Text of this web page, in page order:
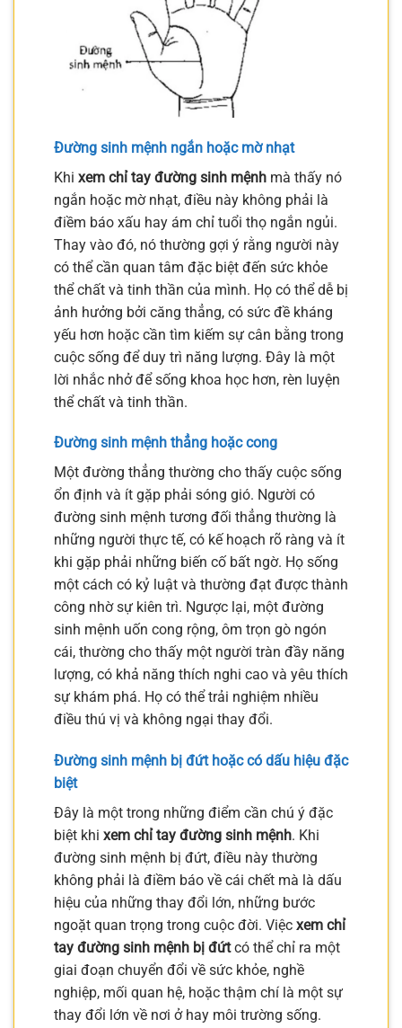
Đường sinh mệnh ngắn hoặc mờ nhạt
Khi xem chỉ tay đường sinh mệnh mà thấy nó
ngắn hoặc mờ nhạt, điều này không phải là
điềm báo xấu hay ám chỉ tuổi thọ ngắn ngủi.
Thay vào đó, nó thường gợi ý rằng người này
có thể cần quan tâm đặc biệt đến sức khỏe
thể chất và tinh thần của mình. Họ có thể dễ bị
ảnh hưởng bởi căng thẳng, có sức đề kháng
yếu hơn hoặc cần tìm kiếm sự cân bằng trong
cuộc sống để duy trì năng lượng. Đây là một
lời nhắc nhở để sống khoa học hơn, rèn luyện
thể chất và tinh thần.
Đường sinh mệnh thẳng hoặc cong
Một đường thẳng thường cho thấy cuộc sống
ổn định và ít gặp phải sóng gió. Người có
đường sinh mệnh tương đối thẳng thường là
những người thực tế, có kế hoạch rõ ràng và ít
khi gặp phải những biến cố bất ngờ. Họ sống
một cách có kỷ luật và thường đạt được thành
công nhờ sự kiên trì. Ngược lại, một đường
sinh mệnh uốn cong rộng, ôm trọn gò ngón
cái, thường cho thấy một người tràn đầy năng
lượng, có khả năng thích nghi cao và yêu thích
sự khám phá. Họ có thể trải nghiệm nhiều
điều thú vị và không ngại thay đổi.
Đường sinh mệnh bị đứt hoặc có dấu hiệu đặc
biệt
Đây là một trong những điểm cần chú ý đặc
biệt khi xem chỉ tay đường sinh mệnh. Khi
đường sinh mệnh bị đứt, điều này thường
không phải là điềm báo về cái chết mà là dấu
hiệu của những thay đổi lớn, những bước
ngoặt quan trọng trong cuộc đời. Việc xem chỉ
tay đường sinh mệnh bị đứtcó thể chỉ ra một
giai đoạn chuyển đổi về sức khỏe, nghề
nghiệp, mối quan hệ, hoặc thậm chí là một sự
thay đổi lớn về nơi ở hay môi trường sống.